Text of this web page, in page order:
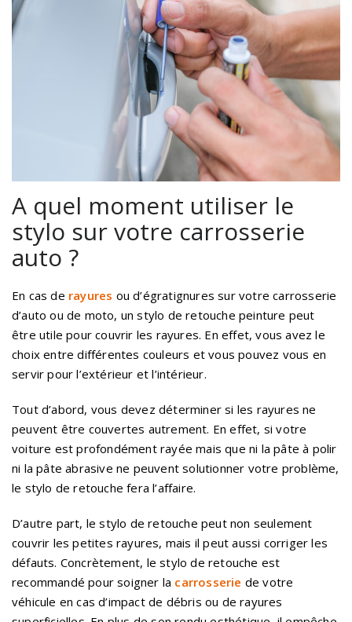
A quel moment utiliser le
stylo sur votre carrosserie
auto ?
En cas de rayures ou d’égratignures sur votre carrosserie
d’auto ou de moto, un stylo de retouche peinture peut
être utile pour couvrir les rayures. En effet, vous avez le
choix entre différentes couleurs et vous pouvez vous en
servir pour l’extérieur et l’intérieur.
Tout d’abord, vous devez déterminer si les rayures ne
peuvent être couvertes autrement. En effet, si votre
voiture est profondément rayée mais que ni la pâte à polir
ni la pâte abrasive ne peuvent solutionner votre problème,
le stylo de retouche fera l’affaire.
D’autre part, le stylo de retouche peut non seulement
couvrir les petites rayures, mais il peut aussi corriger les
défauts. Concrètement, le stylo de retouche est
recommandé pour soigner la carrosserie de votre
véhicule en cas d’impact de débris ou de rayures